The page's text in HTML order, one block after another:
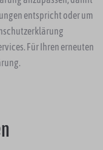
entspricht oder um
Für Ihren erneuten